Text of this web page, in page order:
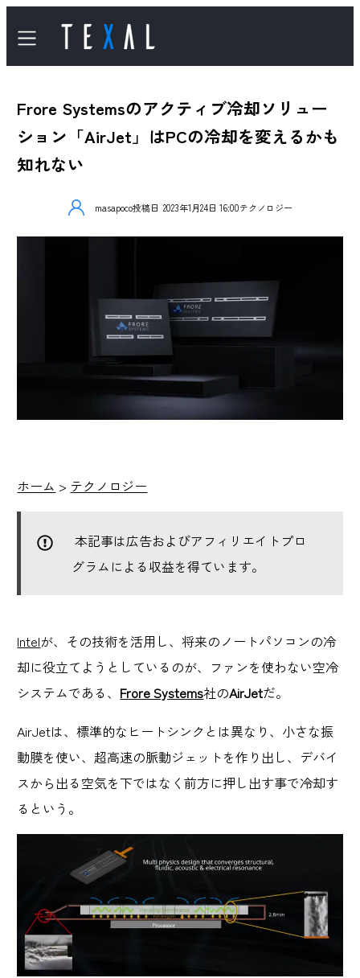
Frore Systemsのアクティブ冷却ソリュー
ション「AirJet」はPCの冷却を変えるかも
知れない
masapoco投稿日 2023年1月24日 16:00テクノロジー
ホーム > テクノロジー
本記事は広告およびアフィリエイトプロ
グラムによる収益を得ています。
Intelが、その技術を活用し、将来のノートパソコンの冷
却に役立てようとしているのが、ファンを使わない空冷
システムである、 Frore Systems社のAirJetだ。
AirJetは、標準的なヒートシンクとは異なり、小さな振
動膜を使い、超高速の脈動ジェットを作り出し、デバイ
スから出る空気を下ではなく前方に押し出す事で冷却す
るという。